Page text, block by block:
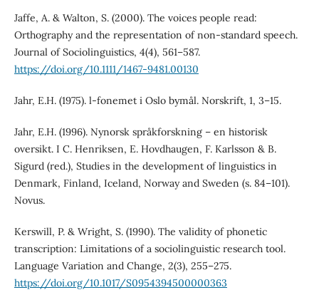
Jaffe, A. & Walton, S. (2000). The voices people read:
Orthography and the representation of non-standard speech.
Journal of Sociolinguistics, 4(4), 561–587.
https://doi.org/10.1111/1467-9481.00130
Jahr, E.H. (1975). l-fonemet i Oslo bymål. Norskrift, 1, 3–15.
Jahr, E.H. (1996). Nynorsk språkforskning – en historisk
oversikt. I C. Henriksen, E. Hovdhaugen, F. Karlsson & B.
Sigurd (red.), Studies in the development of linguistics in
Denmark, Finland, Iceland, Norway and Sweden (s. 84–101).
Novus.
Kerswill, P. & Wright, S. (1990). The validity of phonetic
transcription: Limitations of a sociolinguistic research tool.
Language Variation and Change, 2(3), 255–275.
https://doi.org/10.1017/S0954394500000363